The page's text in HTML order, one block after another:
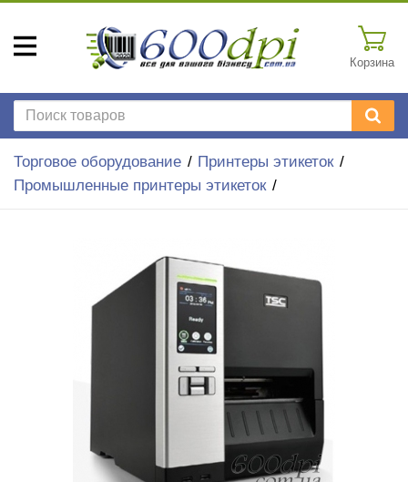
Корзина
Торговое оборудование
Принтеры этикеток
Промышленные принтеры этикеток